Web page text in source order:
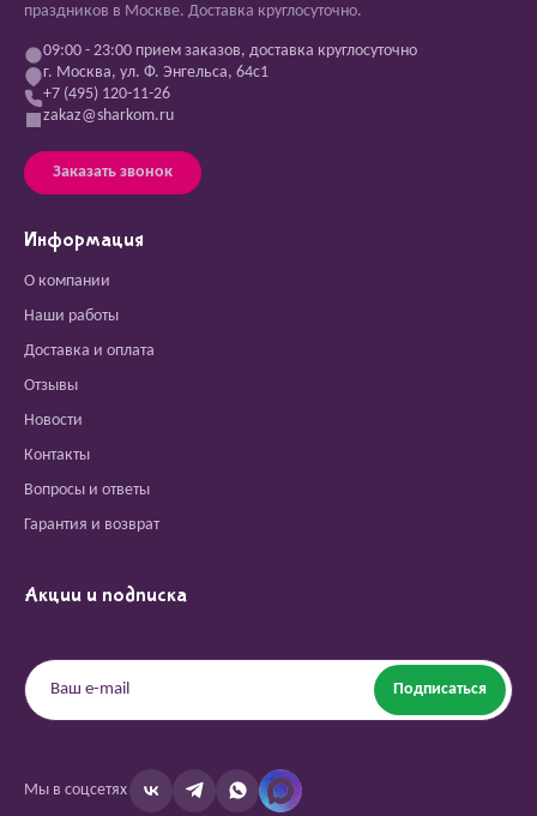
праздников в Москве. Доставка круглосуточно.
09:00 - 23:00 прием заказов, доставка круглосуточно
г. Москва, ул. Ф. Энгельса, 64с1
+7 (495) 120-11-26
zakaz@sharkom.ru
Заказать звонок
Информация
О компании
Наши работы
Доставка и оплата
Отзывы
Новости
Контакты
Вопросы и ответы
Гарантия и возврат
Акции и подписка
Подписаться
Мы в соцсетях